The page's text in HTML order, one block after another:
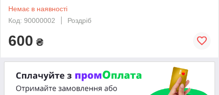
Немає в наявності
Код: 90000002
Роздріб
600 ₴